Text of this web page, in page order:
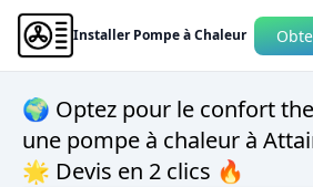
Installer Pompe à Chaleur
🌍 Optez pour le confort
une pompe à chaleur à
🌟 Devis en 2 clics 🔥